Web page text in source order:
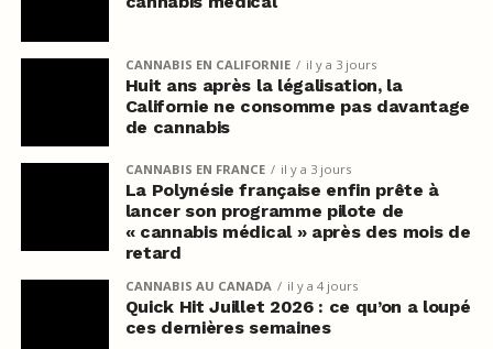
CANNABIS EN CALIFORNIE il y a 3 jours
Huit ans après la légalisation, la
Californie ne consomme pas davantage
de cannabis
CANNABIS EN FRANCE il y a 3 jours
La Polynésie française enfin prête à
lancer son programme pilote de
« cannabis médical » après des mois de
retard
CANNABIS AU CANADA il y a 4 jours
Quick Hit Juillet 2026 : ce qu’on a loupé
ces dernières semaines